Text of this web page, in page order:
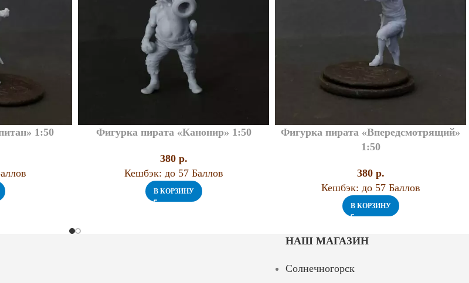
1:50 Фигурка пирата «Канонир» 1:50
380 p.
Кешбэк: до 57 Баллов
В КОРЗИНУ
Фигурка пирата «Впередсмотрящий»
1:50
380 p.
Кешбэк: до 57 Баллов
В КОРЗИНУ
НАШ МАГАЗИН
Солнечногорск